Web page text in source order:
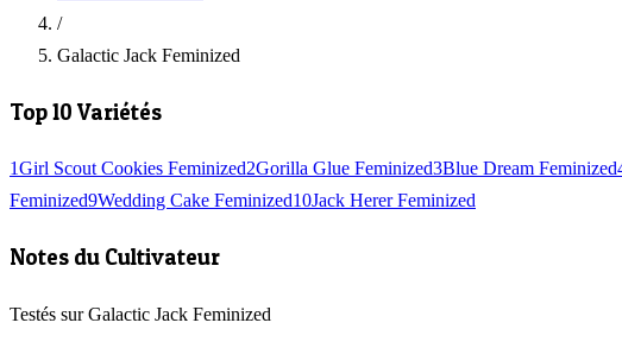
/
Galactic Jack Feminized
Top 10 Variétés
1Girl Scout Cookies Feminized2Gorilla Glue Feminized3Blue Dream Feminized
Feminized9Wedding Cake Feminized10Jack Herer Feminized
Notes du Cultivateur
Testés sur Galactic Jack Feminized